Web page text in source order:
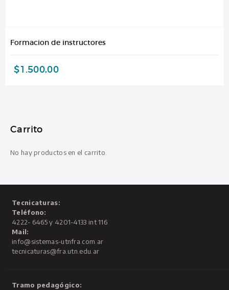
Formacion de instructores
$1.500,00
Carrito
No hay productos en el carrito.
Tecnicaturas:
Teléfono:
4222- 6465 y 4201-4133 int 116
Mail:
info@sistemas-utnfra.com.ar
tecnicaturas@fra.utn.edu.ar
Tramo pedagógico: